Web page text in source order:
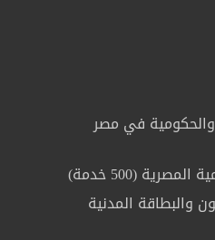
والحكومية في مصر
(500 خدمة)
والبطاقة المدنية